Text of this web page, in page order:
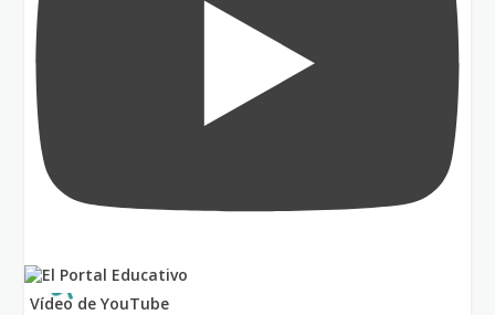
Vídeo de YouTube